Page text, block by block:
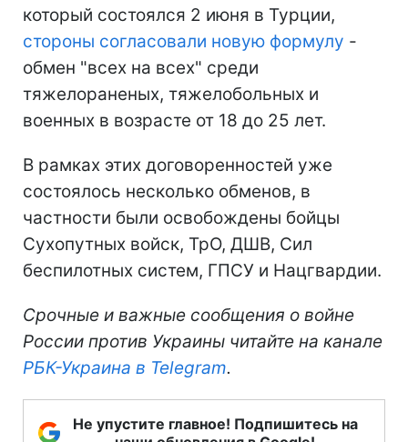
который состоялся 2 июня в Турции,
стороны согласовали новую формулу -
обмен "всех на всех" среди
тяжелораненых, тяжелобольных и
военных в возрасте от 18 до 25 лет.
В рамках этих договоренностей уже
состоялось несколько обменов, в
частности были освобождены бойцы
Сухопутных войск, ТрО, ДШВ, Сил
беспилотных систем, ГПСУ и Нацгвардии.
Срочные и важные сообщения о войне
России против Украины читайте на канале
РБК-Украина в Telegram.
Не упустите главное! Подпишитесь на